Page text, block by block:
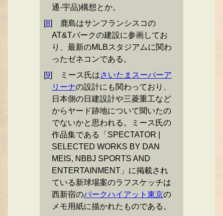
通-宇品)構想とか。
[8]
鹿島はサンフランシスコの
AT&Tパークの建設に参画してお
り、最新のMLBスタジアムに関わ
ったゼネコンである。
[9] ミース氏はさいたまスーパーア
リーナの設計にも関わっており、
日本側の日建設計や三菱重工など
からヤード跡地について聞いたの
でないかと思われる。ミース氏の
作品集である「SPECTATOR |
SELECTED WORKS BY DAN
MEIS, NBBJ SPORTS AND
ENTERTAINMENT」に掲載され
ている新球場案のラフスケッチは
西新宿のパークハイアット東京の
メモ用紙に描かれたものである。